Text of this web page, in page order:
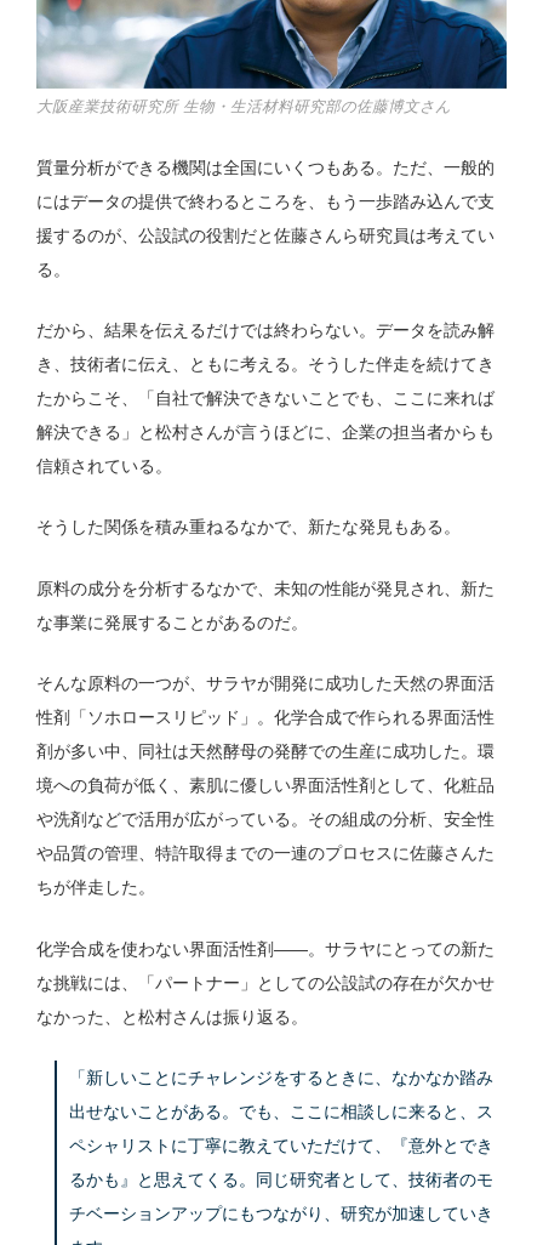
大阪産業技術研究所 生物・生活材料研究部の佐藤博文さん
質量分析ができる機関は全国にいくつもある。ただ、一般的
にはデータの提供で終わるところを、もう一歩踏み込んで支
援するのが、公設試の役割だと佐藤さんら研究員は考えてい
る。
だから、結果を伝えるだけでは終わらない。データを読み解
き、技術者に伝え、ともに考える。そうした伴走を続けてき
たからこそ、「自社で解決できないことでも、ここに来れば
解決できる」と松村さんが言うほどに、企業の担当者からも
信頼されている。
そうした関係を積み重ねるなかで、新たな発見もある。
原料の成分を分析するなかで、未知の性能が発見され、新た
な事業に発展することがあるのだ。
そんな原料の一つが、サラヤが開発に成功した天然の界面活
性剤「ソホロースリピッド」。化学合成で作られる界面活性
剤が多い中、同社は天然酵母の発酵での生産に成功した。環
境への負荷が低く、素肌に優しい界面活性剤として、化粧品
や洗剤などで活用が広がっている。その組成の分析、安全性
や品質の管理、特許取得までの一連のプロセスに佐藤さんた
ちが伴走した。
化学合成を使わない界面活性剤——。サラヤにとっての新た
な挑戦には、「パートナー」としての公設試の存在が欠かせ
なかった、と松村さんは振り返る。
「新しいことにチャレンジをするときに、なかなか踏み
出せないことがある。でも、ここに相談しに来ると、ス
ペシャリストに丁寧に教えていただけて、『意外とでき
るかも』と思えてくる。同じ研究者として、技術者のモ
チベーションアップにもつながり、研究が加速していき